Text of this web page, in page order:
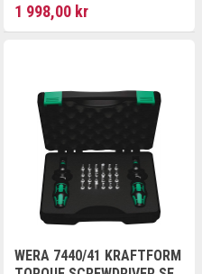
1 998,00 kr
WERA 7440/41 KRAFTFORM